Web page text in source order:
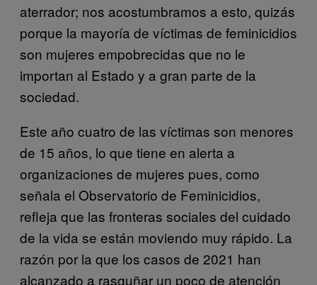
aterrador; nos acostumbramos a esto, quizás
porque la mayoría de víctimas de feminicidios
son mujeres empobrecidas que no le
importan al Estado y a gran parte de la
sociedad.
Este año cuatro de las víctimas son menores
de 15 años, lo que tiene en alerta a
organizaciones de mujeres pues, como
señala el Observatorio de Feminicidios,
refleja que las fronteras sociales del cuidado
de la vida se están moviendo muy rápido. La
razón por la que los casos de 2021 han
alcanzado a rasguñar un poco de atención